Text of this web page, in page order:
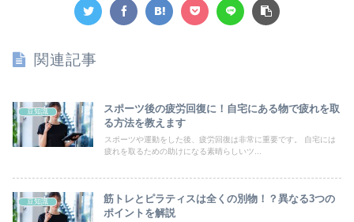
関連記事
豆知識
スポーツ後の疲労回復に！自宅にある物で疲れを取
る方法を教えます
スポーツや運動をした後、疲労回復は非常に重要です。 自宅には
疲れを取るための助けになる素晴らしいツ...
豆知識
筋トレとピラティスは全くの別物！？異なる3つの
ポイントを解説